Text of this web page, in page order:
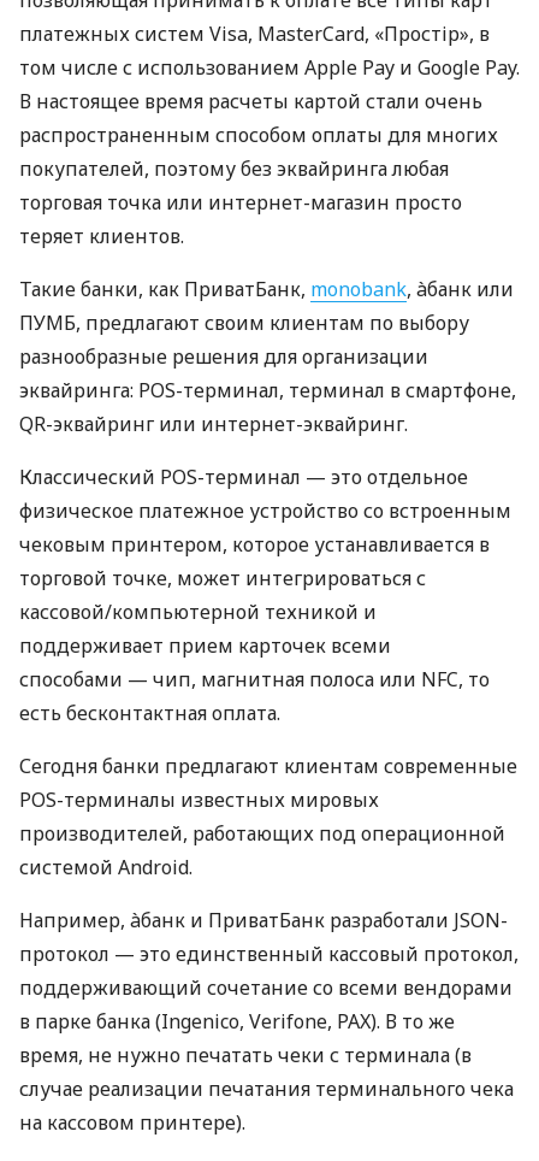
платежных систем Visa, MasterCard, «Простір», в
том числе с использованием Apple Pay и Google Pay.
В настоящее время расчеты картой стали очень
распространенным способом оплаты для многих
покупателей, поэтому без эквайринга любая
торговая точка или интернет-магазин просто
теряет клиентов.
Такие банки, как ПриватБанк, monobank, àбанк или
ПУМБ, предлагают своим клиентам по выбору
разнообразные решения для организации
эквайринга: POS-терминал, терминал в смартфоне,
QR-эквайринг или интернет-эквайринг.
Классический POS-терминал — это отдельное
физическое платежное устройство со встроенным
чековым принтером, которое устанавливается в
торговой точке, может интегрироваться с
кассовой/компьютерной техникой и
поддерживает прием карточек всеми
способами — чип, магнитная полоса или NFC, то
есть бесконтактная оплата.
Сегодня банки предлагают клиентам современные
POS-терминалы известных мировых
производителей, работающих под операционной
системой Android.
Например, àбанк и ПриватБанк разработали JSON-
протокол — это единственный кассовый протокол,
поддерживающий сочетание со всеми вендорами
в парке банка (Ingenico, Verifone, PAX). В то же
время, не нужно печатать чеки с терминала (в
случае реализации печатания терминального чека
на кассовом принтере).